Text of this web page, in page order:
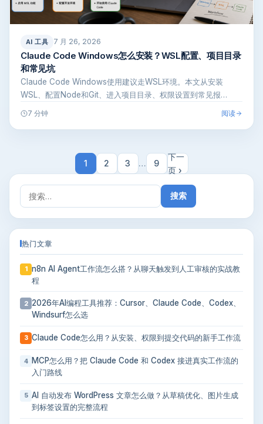
AI 工具 7 月 26, 2026
Claude Code Windows怎么安装？WSL配置、项目目录
和常见坑
Claude Code Windows使用建议走WSL环境。本文从安装
WSL、配置Node和Git、进入项目目录、权限设置到常见报…
7 分钟 阅读
1 2 3 … 9
下一
页 ›
搜
索：
热门文章
1 n8n AI Agent工作流怎么搭？从聊天触发到人工审核的实战教
程
2 2026年AI编程工具推荐：Cursor、Claude Code、Codex、
Windsurf怎么选
3 Claude Code怎么用？从安装、权限到提交代码的新手工作流
4
MCP怎么用？把 Claude Code 和 Codex 接进真实工作流的
入门路线
5 AI 自动发布 WordPress 文章怎么做？从草稿优化、图片生成
到标签设置的完整流程